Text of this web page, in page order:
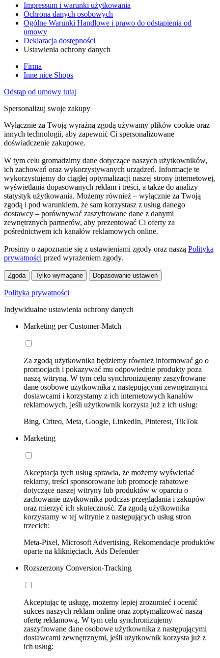
Impressum i warunki użytkowania
Ochrona danych osobowych
Ogólne Warunki Handlowe i prawo do odstąpienia od
umowy
Deklaracja dostępności
Ustawienia ochrony danych
Firma
Inne nice Shops
Odstąp od umowy tutaj
Spersonalizuj swoje zakupy
Wyłącznie za Twoją wyraźną zgodą używamy plików cookie oraz
innych technologii, aby zapewnić Ci spersonalizowane
doświadczenie zakupowe.
W tym celu gromadzimy dane dotyczące naszych użytkowników,
ich zachowań oraz wykorzystywanych urządzeń. Informacje te
wykorzystujemy do ciągłej optymalizacji naszej strony internetowej,
wyświetlania dopasowanych reklam i treści, a także do analizy
statystyk użytkowania. Możemy również – wyłącznie za Twoją
zgodą i pod warunkiem, że sam korzystasz z usług danego
dostawcy – porównywać zaszyfrowane dane z danymi
zewnętrznych partnerów, aby prezentować Ci oferty za
pośrednictwem ich kanałów reklamowych online.
Prosimy o zapoznanie się z ustawieniami zgody oraz naszą Polityką
prywatności przed wyrażeniem zgody.
Zgoda Tylko wymagane Dopasowanie ustawień
Polityka prywatności
Indywidualne ustawienia ochrony danych
Marketing per Customer-Match
Za zgodą użytkownika będziemy również informować go o
promocjach i pokazywać mu odpowiednie produkty poza
naszą witryną. W tym celu synchronizujemy zaszyfrowane
dane osobowe użytkownika z następującymi zewnętrznymi
dostawcami i korzystamy z ich internetowych kanałów
reklamowych, jeśli użytkownik korzysta już z ich usług:
Bing, Criteo, Meta, Google, LinkedIn, Pinterest, TikTok
Marketing
Akceptacja tych usług sprawia, że możemy wyświetlać
reklamy, treści sponsorowane lub promocje rabatowe
dotyczące naszej witryny lub produktów w oparciu o
zachowanie użytkownika podczas przeglądania i zakupów
oraz mierzyć ich skuteczność. Za zgodą użytkownika
korzystamy w tej witrynie z następujących usług stron
trzecich:
Meta-Pixel, Microsoft Advertising, Rekomendacje produktów
oparte na kliknięciach, Ads Defender
Rozszerzony Conversion-Tracking
Akceptując tę usługę, możemy lepiej zrozumieć i ocenić
sukces naszych reklam online oraz zoptymalizować naszą
ofertę reklamową. W tym celu synchronizujemy
zaszyfrowane dane osobowe użytkownika z następującymi
dostawcami zewnętrznymi, jeśli użytkownik korzysta już z
ich usług: